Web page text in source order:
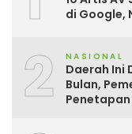
di Google,
2 NASIONAL
Daerah Ini
Bulan,